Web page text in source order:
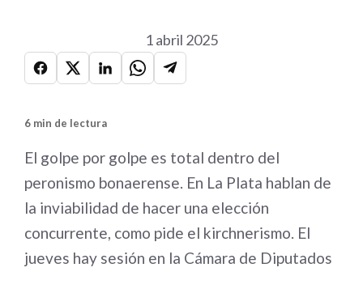
1 abril 2025
6 min de lectura
El golpe por golpe es total dentro del
peronismo bonaerense. En La Plata hablan de
la inviabilidad de hacer una elección
concurrente, como pide el kirchnerismo. El
jueves hay sesión en la Cámara de Diputados